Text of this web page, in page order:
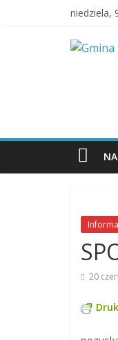
niedziela,
20